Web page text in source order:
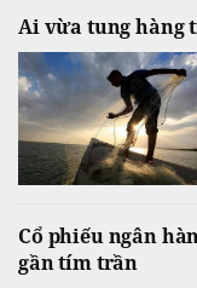
Ai vừa tung hàng
Cổ phiếu ngân
gần tím trần